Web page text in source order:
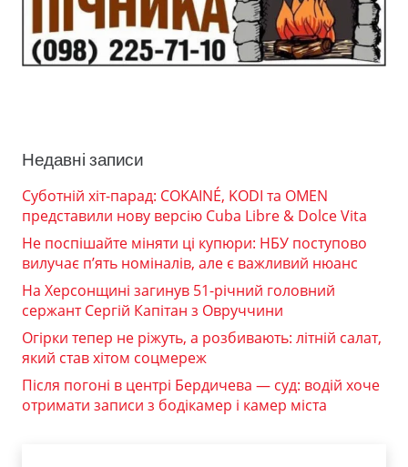
Недавні записи
Суботній хіт-парад: COKAINÉ, KODI та OMEN
представили нову версію Cuba Libre & Dolce Vita
Не поспішайте міняти ці купюри: НБУ поступово
вилучає п’ять номіналів, але є важливий нюанс
На Херсонщині загинув 51-річний головний
сержант Сергій Капітан з Овруччини
Огірки тепер не ріжуть, а розбивають: літній салат,
який став хітом соцмереж
Після погоні в центрі Бердичева — суд: водій хоче
отримати записи з бодікамер і камер міста